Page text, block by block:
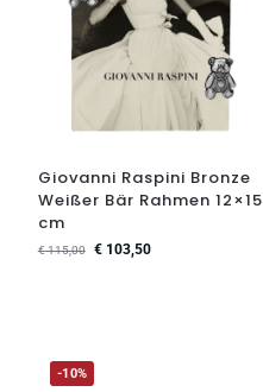
Giovanni Raspini Bronze
Weißer Bär Rahmen 12×15
cm
€115,00 €103,50
-10%